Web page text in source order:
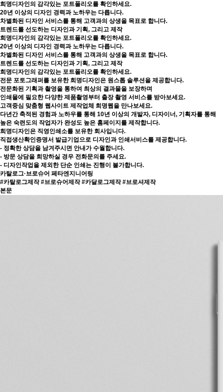
희명디자인의 감각있는 포트폴리오를 확인하세요.
20년 이상의 디자인 경력과 노하우는 다릅니다.
차별화된 디자인 서비스를 통해 고객과의 상생을 목표로 합니다.
트렌드를 선도하는 디자인과 기획, 그리고 제작
희명디자인의 감각있는 포트폴리오를 확인하세요.
20년 이상의 디자인 경력과 노하우는 다릅니다.
차별화된 디자인 서비스를 통해 고객과의 상생을 목표로 합니다.
트렌드를 선도하는 디자인과 기획, 그리고 제작
희명디자인의 감각있는 포트폴리오를 확인하세요.
전문 포토그래퍼를 보유한 희명디자인은 원스톱 솔루션을 제공합니다.
전문화된 기획과 촬영을 통하여 최상의 결과물을 보장하며
인쇄물에 필요한 다양한 제품촬영부터 출장 촬영 서비스를 받아보세요.
고객중심 맞춤형 웹사이트 제작업체 희명웹을 만나보세요.
다년간 축적된 경험과 노하우를 통해 10년 이상의 개발자, 디자이너, 기획자를 통해
높은 숙련도의 작업자가 완성도 높은 홈페이지를 제작합니다.
희명디자인은 직영인쇄소를 보유한 회사입니다.
직접생산확인증명서 발급기업으로 디자인과 인쇄서비스를 제공합니다.
- 정확한 상담을 남겨주시면 안내가 수월합니다.
- 방문 상담을 희망하실 경우 전화문의를 주세요.
- 디자인작업을 제외한 단순 인쇄는 진행이 불가합니다.
카탈로그·브로슈어 페타엔지니어링
#카탈로그제작 #브로슈어제작 #카달로그제작 #브로셔제작
본문